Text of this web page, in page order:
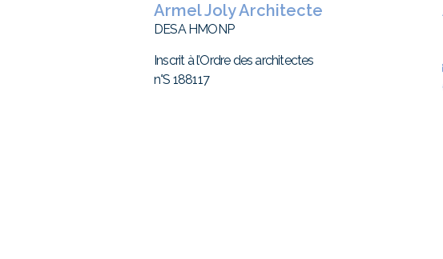
Armel Joly Architecte
DESA HMONP
Inscrit à l’Ordre des architectes
n°S 188117